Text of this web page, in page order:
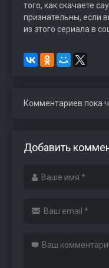
того, как скачаете
признательны, если
из этого сериала в
Комментариев пока
Добавить